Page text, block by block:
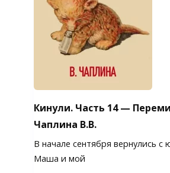
Кинули. Часть 14 —
Чаплина В.В.
В начале сентября вернулись с
Маша и мой